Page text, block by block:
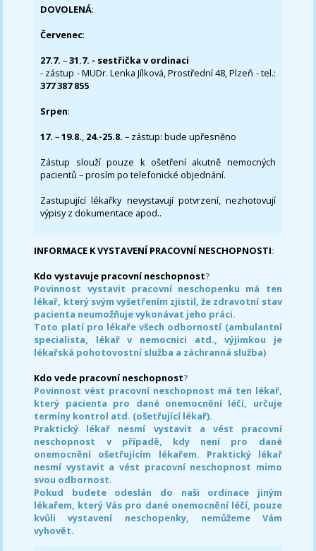
DOVOLENÁ:
Červenec:
27.7.–31.7. - sestřička v ordinaci
- zástup - MUDr. Lenka Jílková, Prostřední 48, Plzeň - tel.:
377 387 855
Srpen:
17. –19.8., 24.-25.8. – zástup: bude upřesněno
Zástup slouží pouze k ošetření akutně nemocných
pacientů – prosím po telefonické objednání.
Zastupující lékařky nevystavují potvrzení, nezhotovují
výpisy z dokumentace apod..
INFORMACE K VYSTAVENÍ PRACOVNÍ NESCHOPNOSTI:
Kdo vystavuje pracovní neschopnost?
Povinnost vystavit pracovní neschopenku má ten
lékař, který svým vyšetřením zjistil, že zdravotní stav
pacienta neumožňuje vykonávat jeho práci.
Toto platí pro lékaře všech odborností (ambulantní
specialista, lékař v nemocnici atd., výjimkou je
lékařská pohotovostní služba a záchranná služba)
Kdo vede pracovní neschopnost?
Povinnost vést pracovní neschopnost má ten lékař,
který pacienta pro dané onemocnění léčí, určuje
termíny kontrol atd. (ošetřující lékař).
Praktický lékař nesmí vystavit a vést pracovní
neschopnost v případě, kdy není pro dané
onemocnění ošetřujícím lékařem. Praktický lékař
nesmí vystavit a vést pracovní neschopnost mimo
svou odbornost.
Pokud budete odeslán do naši ordinace jiným
lékařem, který Vás pro dané onemocnění léčí, pouze
kvůli vystavení neschopenky, nemůžeme Vám
vyhovět.